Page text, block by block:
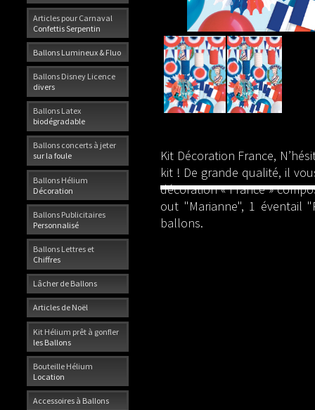
Articles pour Carnaval
Confettis Serpentin
Ballons Lumineux & Fluo
Ballons Disney Licence
divers
Ballons Latex
biodégradable
Ballons concerts à jeter
sur la foule
Ballons Hélium
Décoration
Ballons Publicitaires
Personnalisé
Ballons Lettres et
Chiffres
Lâcher de Ballons
Articles de Noël
Kit Hélium prêt à gonfler
les Ballons
Bouteille Hélium
Location
Accessoires à Ballons
Kit Décoration France,
kit ! De grande qualité, il
décoration « France »
out "Marianne", 1 éventail
ballons.